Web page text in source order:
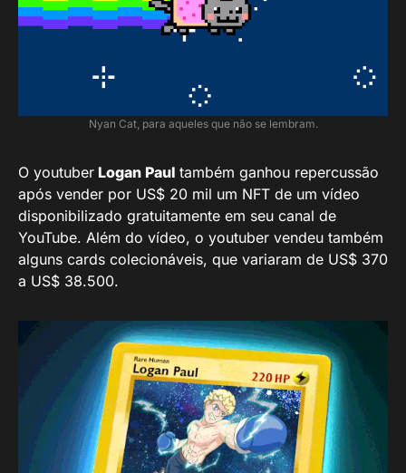
Nyan Cat, para aqueles que não se lembram.
O youtuber Logan Paul também ganhou repercussão
após vender por US$ 20 mil um NFT de um vídeo
disponibilizado gratuitamente em seu canal de
YouTube. Além do vídeo, o youtuber vendeu também
alguns cards colecionáveis, que variaram de US$ 370
a US$ 38.500.